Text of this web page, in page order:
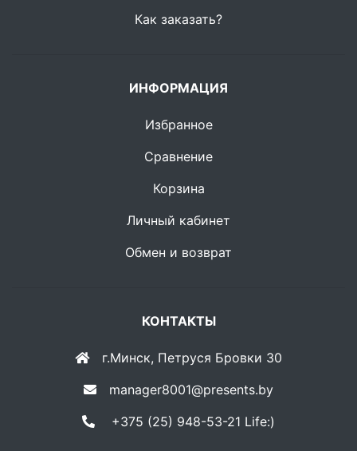
Как заказать?
ИНФОРМАЦИЯ
Избранное
Сравнение
Корзина
Личный кабинет
Обмен и возврат
КОНТАКТЫ
г.Минск, Петруся Бровки 30
manager8001@presents.by
+375 (25) 948-53-21 Life:)